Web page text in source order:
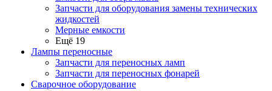
Запчасти для оборудования замены технических
жидкостей
Мерные емкости
Ещё 19
Лампы переносные
Запчасти для переносных ламп
Запчасти для переносных фонарей
Сварочное оборудование